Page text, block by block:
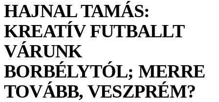
HAJNAL TAMÁS:
KREATÍV FUTBALLT
VÁRUNK
BORBÉLYTÓL; MERRE
TOVÁBB, VESZPRÉM?